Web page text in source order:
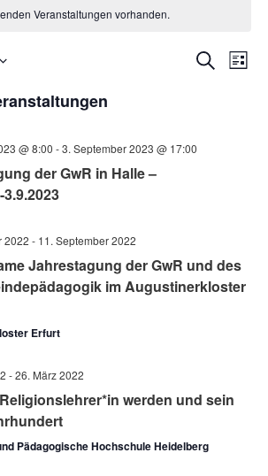
Veranstaltungen vorhanden.
SucheListe
@ 8:00 -3. September 2023 @ 17:00
der GwR in Halle –
3.9.2023
2022 - 11. September 2022
Jahrestagung der GwR und des
im Augustinerkloster
Erfurt
-26. März 2022
werden und sein
Pädagogische Hochschule Heidelberg